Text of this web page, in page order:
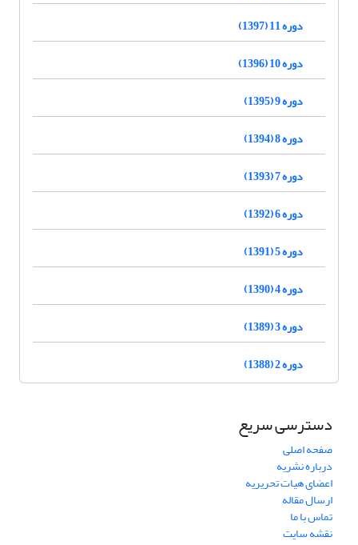
دوره 11 (1397)
دوره 10 (1396)
دوره 9 (1395)
دوره 8 (1394)
دوره 7 (1393)
دوره 6 (1392)
دوره 5 (1391)
دوره 4 (1390)
دوره 3 (1389)
دوره 2 (1388)
دسترسی سریع
صفحه اصلی
درباره نشریه
اعضای هیات تحریریه
ارسال مقاله
تماس با ما
نقشه سایت